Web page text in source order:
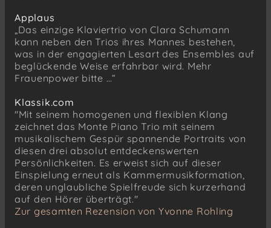
Applaus
„Das einzige Klaviertrio von Clara Schumann
kann neben den Trios ihres Mannes bestehen,
was in der engagierten Lesart des Ensembles auf
beglückende Weise erfahrbar wird. Mehr
Frauenpower bitte …“
Klassik.com
"Mit seinem homogenen und flexiblen Klang
zeichnet das Monte Piano Trio mit seinem
musikalischem Gespür spannende Portraits von
diesen drei absolut entdeckenswerten
Persönlichkeiten. Es erweist sich auf dieser
Einspielung erneut als Kammermusikformation,
deren unglaubliche Spielfreude sich kurzerhand
auf den Hörer überträgt."
Zur gesamten Rezension von Yvonne Rohling